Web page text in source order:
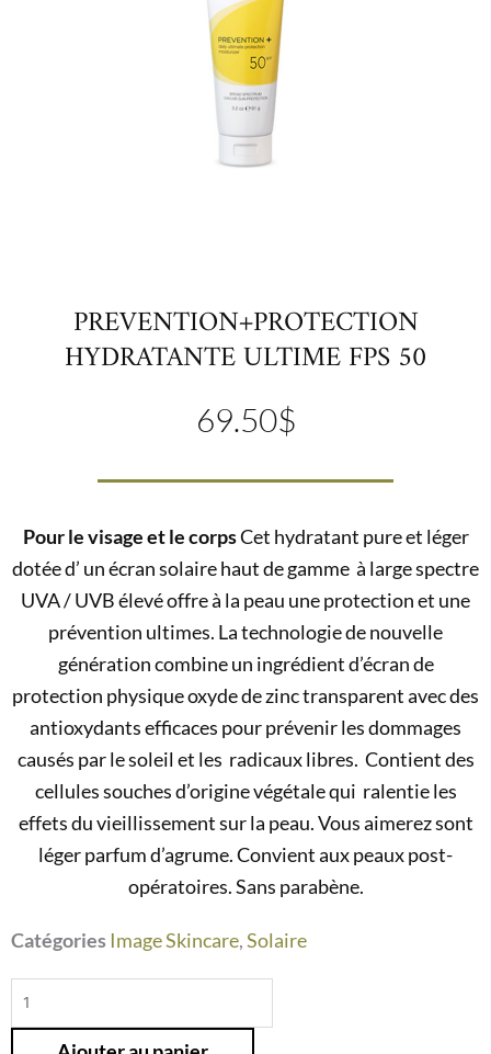
PREVENTION+PROTECTION
HYDRATANTE ULTIME FPS 50
69.50$
Pour le visage et le corpsCet hydratant pure et léger
dotée d’ un écran solaire haut de gamme à large spectre
UVA / UVB élevé offre à la peau une protection et une
prévention ultimes. La technologie de nouvelle
génération combine un ingrédient d’écran de
protection physique oxyde de zinc transparent avec des
antioxydants efficaces pour prévenir les dommages
causés par le soleil et les radicaux libres. Contient des
cellules souches d’origine végétale qui ralentie les
effets du vieillissement sur la peau. Vous aimerez sont
léger parfum d’agrume. Convient aux peaux post-
opératoires. Sans parabène.
Catégories Image Skincare,Solaire
quantité
de